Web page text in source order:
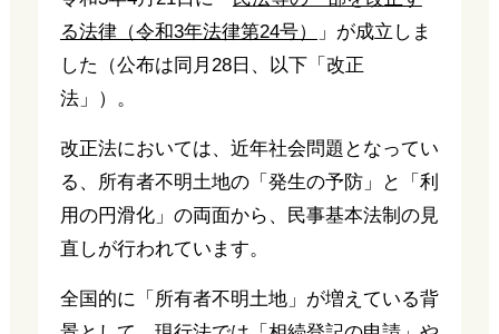
る法律（令和3年法律第24号）
」が成立しま
した（公布は同月28日、以下「改正
法」）。
改正法においては、近年社会問題となってい
る、所有者不明土地の「発生の予防」と「利
用の円滑化」の両面から、民事基本法制の見
直しが行われています。
全国的に「所有者不明土地」が増えている背